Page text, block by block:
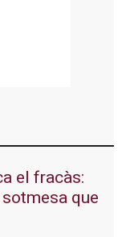
el fracàs:
que